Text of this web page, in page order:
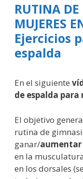
RUTINA DE
MUJERES
Ejercicios
espalda
En el siguiente
de espalda para
El objetivo
rutina de
ganar/aumentar
en la
en los dorsales